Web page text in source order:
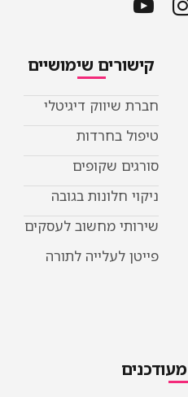
קישורים שימושיים
חברת שיווק דיגיטלי
טיפול בחרדות
סורגים שקופים
ניקוי חלונות בגובה
שירותי מחשוב לעסקים
פייטן לעלייה לתורה